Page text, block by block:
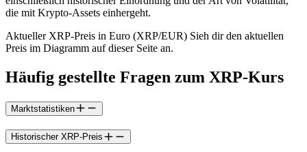
die mit Krypto-Assets einhergeht.
Aktueller XRP-Preis in Euro (XRP/EUR) Sieh dir den aktuellen
Preis im Diagramm auf dieser Seite an.
Häufig gestellte Fragen zum XRP-Kurs
Marktstatistiken
Historischer XRP-Preis